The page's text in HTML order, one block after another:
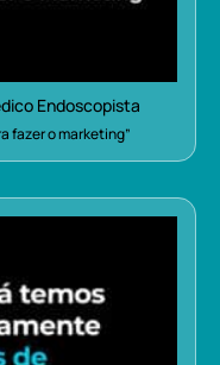
Endoscopista
fazer o marketing”